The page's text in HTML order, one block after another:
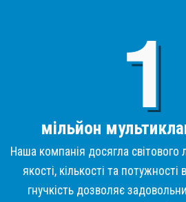
мільйон
Наша компанія досягла світового
якості, кількості та
гнучкість дозволяє